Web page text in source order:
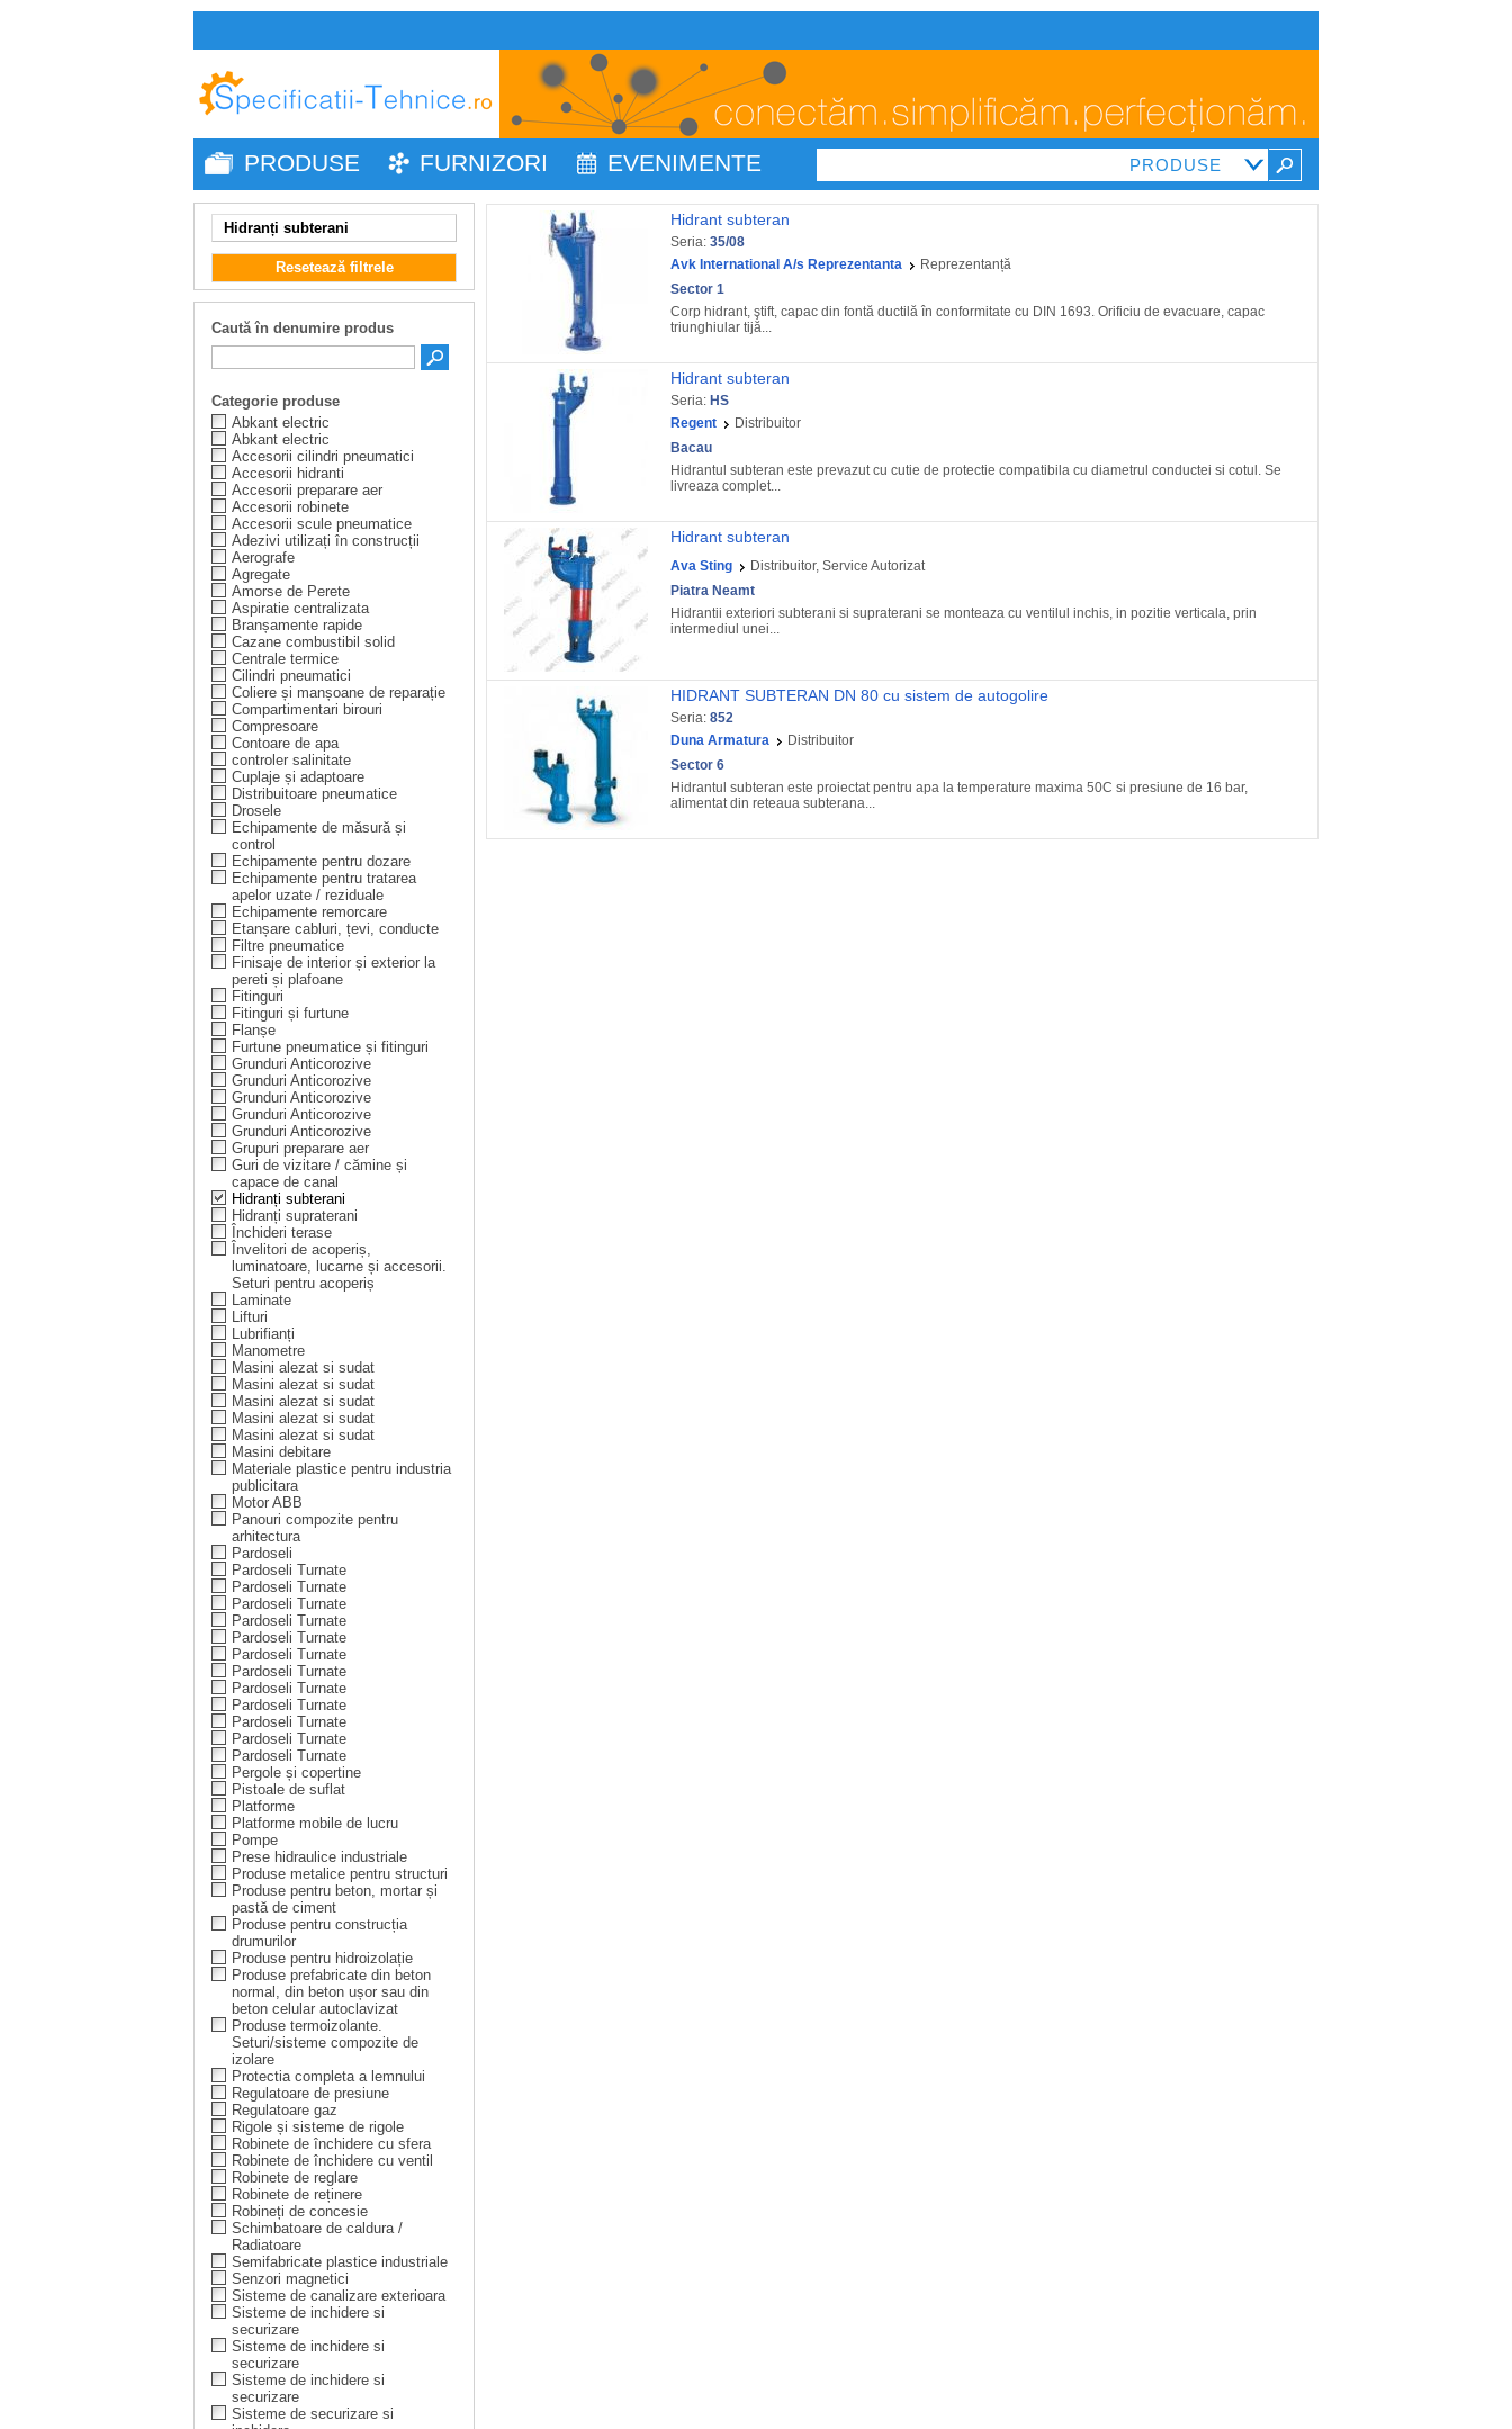
PRODUSE FURNIZORI EVENIMENTE
Hidranți subterani
Resetează filtrele
Caută în denumire produs
Categorie produse
Abkant electric
Abkant electric
Accesorii cilindri pneumatici
Accesorii hidranti
Accesorii preparare aer
Accesorii robinete
Accesorii scule pneumatice
Adezivi utilizați în construcții
Aerografe
Agregate
Amorse de Perete
Aspiratie centralizata
Branșamente rapide
Cazane combustibil solid
Centrale termice
Cilindri pneumatici
Coliere și manșoane de reparație
Compartimentari birouri
Compresoare
Contoare de apa
controler salinitate
Cuplaje și adaptoare
Distribuitoare pneumatice
Drosele
Echipamente de măsură și
control
Echipamente pentru dozare
Echipamente pentru tratarea
apelor uzate / reziduale
Echipamente remorcare
Etanșare cabluri, țevi, conducte
Filtre pneumatice
Finisaje de interior și exterior la
pereti și plafoane
Fitinguri
Fitinguri și furtune
Flanșe
Furtune pneumatice și fitinguri
Grunduri Anticorozive
Grunduri Anticorozive
Grunduri Anticorozive
Grunduri Anticorozive
Grunduri Anticorozive
Grupuri preparare aer
Guri de vizitare / cămine și
capace de canal
Hidranți subterani
Hidranți supraterani
Închideri terase
Învelitori de acoperiș,
luminatoare, lucarne și accesorii.
Seturi pentru acoperiș
Laminate
Lifturi
Lubrifianți
Manometre
Masini alezat si sudat
Masini alezat si sudat
Masini alezat si sudat
Masini alezat si sudat
Masini alezat si sudat
Masini debitare
Materiale plastice pentru industria
publicitara
Motor ABB
Panouri compozite pentru
arhitectura
Pardoseli
Pardoseli Turnate
Pardoseli Turnate
Pardoseli Turnate
Pardoseli Turnate
Pardoseli Turnate
Pardoseli Turnate
Pardoseli Turnate
Pardoseli Turnate
Pardoseli Turnate
Pardoseli Turnate
Pardoseli Turnate
Pardoseli Turnate
Pergole și copertine
Pistoale de suflat
Platforme
Platforme mobile de lucru
Pompe
Prese hidraulice industriale
Produse metalice pentru structuri
Produse pentru beton, mortar și
pastă de ciment
Produse pentru construcția
drumurilor
Produse pentru hidroizolație
Produse prefabricate din beton
normal, din beton ușor sau din
beton celular autoclavizat
Produse termoizolante.
Seturi/sisteme compozite de
izolare
Protectia completa a lemnului
Regulatoare de presiune
Regulatoare gaz
Rigole și sisteme de rigole
Robinete de închidere cu sfera
Robinete de închidere cu ventil
Robinete de reglare
Robinete de reținere
Robineți de concesie
Schimbatoare de caldura /
Radiatoare
Semifabricate plastice industriale
Senzori magnetici
Sisteme de canalizare exterioara
Sisteme de inchidere si
securizare
Sisteme de inchidere si
securizare
Sisteme de inchidere si
securizare
Sisteme de securizare si
Hidrant subteran
Seria: 35/08
Avk International A/s Reprezentanta
Reprezentanță
Sector 1
Corp hidrant, ştift, capac din fontă ductilă în conformitate cu DIN 1693. Orificiu de evacuare, capac
triunghiular tijă...
Hidrant subteran
Seria: HS
Regent
Distribuitor
Bacau
Hidrantul subteran este prevazut cu cutie de protectie compatibila cu diametrul conductei si cotul. Se
livreaza complet...
Hidrant subteran
Ava Sting
Distribuitor, Service Autorizat
Piatra Neamt
Hidrantii exteriori subterani si supraterani se monteaza cu ventilul inchis, in pozitie verticala, prin
intermediul unei...
HIDRANT SUBTERAN DN 80 cu sistem de autogolire
Seria: 852
Duna Armatura
Distribuitor
Sector 6
Hidrantul subteran este proiectat pentru apa la temperature maxima 50C si presiune de 16 bar,
alimentat din reteaua subterana...